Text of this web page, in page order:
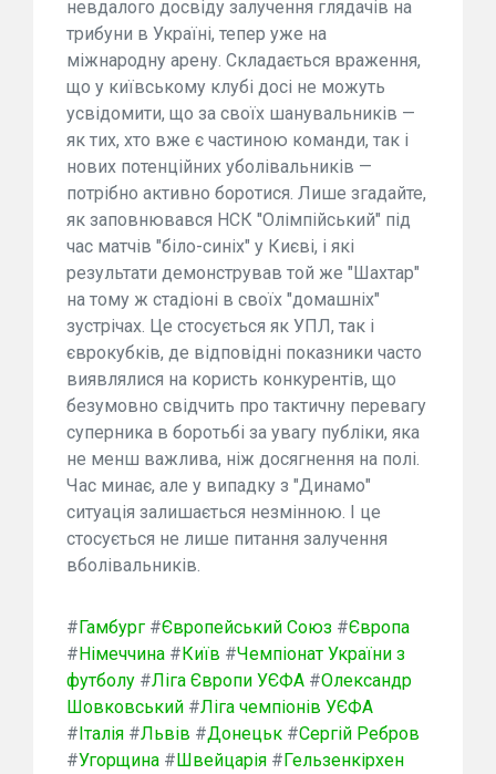
невдалого досвіду залучення глядачів на
трибуни в Україні, тепер уже на
міжнародну арену. Складається враження,
що у київському клубі досі не можуть
усвідомити, що за своїх шанувальників —
як тих, хто вже є частиною команди, так і
нових потенційних уболівальників —
потрібно активно боротися. Лише згадайте,
як заповнювався НСК "Олімпійський" під
час матчів "біло-синіх" у Києві, і які
результати демонстрував той же "Шахтар"
на тому ж стадіоні в своїх "домашніх"
зустрічах. Це стосується як УПЛ, так і
єврокубків, де відповідні показники часто
виявлялися на користь конкурентів, що
безумовно свідчить про тактичну перевагу
суперника в боротьбі за увагу публіки, яка
не менш важлива, ніж досягнення на полі.
Час минає, але у випадку з "Динамо"
ситуація залишається незмінною. І це
стосується не лише питання залучення
вболівальників.
#Гамбург #Європейський Союз #Європа
#Німеччина #Київ #Чемпіонат України з
футболу #Ліга Європи УЄФА #Олександр
Шовковський #Ліга чемпіонів УЄФА
#Італія #Львів #Донецьк #Сергій Ребров
#Угорщина #Швейцарія #Гельзенкірхен